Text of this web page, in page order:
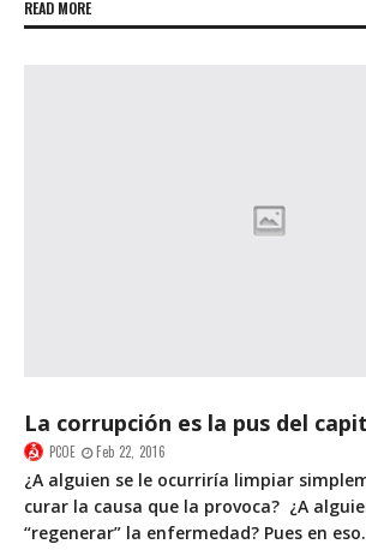
READ MORE
La corrupción es la pus del
PCOE Feb 22, 2016
¿A alguien se le ocurriría limpiar
curar la causa que la provoca? ¿A
“regenerar” la enfermedad? Pues en